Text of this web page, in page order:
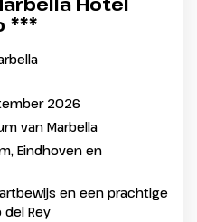
***
2026
van Marbella
Eindhoven en
en een prachtige
Rey